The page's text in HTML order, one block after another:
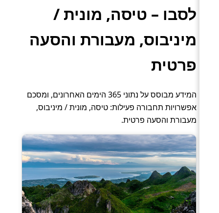
לסבו – טיסה, מונית /
מיניבוס, מעבורת והסעה
פרטית
המידע מבוסס על נתוני 365 הימים האחרונים, ומסכם
אפשרויות תחבורה פעילות: טיסה, מונית / מיניבוס,
מעבורת והסעה פרטית.